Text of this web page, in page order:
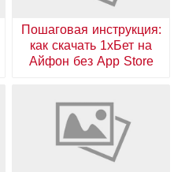
Пошаговая инструкция:
как скачать 1хБет на
Айфон без App Store